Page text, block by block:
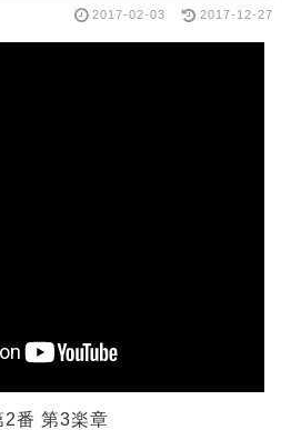
2017-02-03 2017-12-27
2番 第3楽章